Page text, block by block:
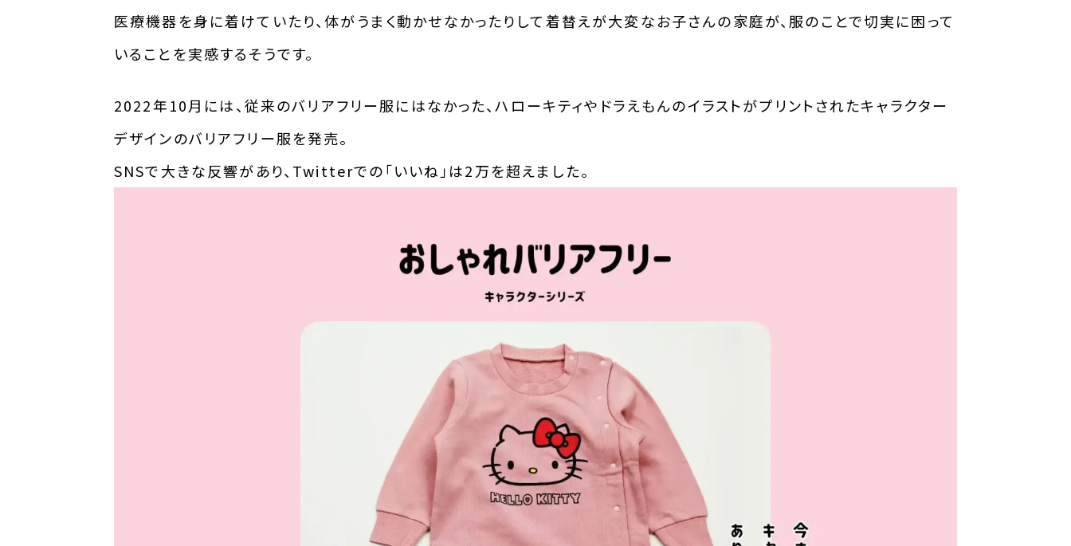
医療機器を身に着けていたり、体がうまく動かせなかったりして着替えが大変なお子さんの家庭が、服のことで切実に困って
いることを実感するそうです。
2022年10月には、従来のバリアフリー服にはなかった、ハローキティやドラえもんのイラストがプリントされたキャラクター
デザインのバリアフリー服を発売。
SNSで大きな反響があり、Twitterでの「いいね」は2万を超えました。